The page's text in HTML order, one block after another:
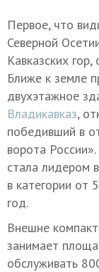
Первое, что
Северной
Кавказских
Ближе к земле
двухэтажное
Владикавказ,
победивший в
ворота
стала лидером
в категории от
год.
Внешне
занимает
обслуживать